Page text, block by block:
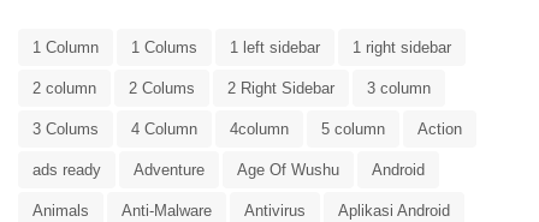
1 Column 1 Colums 1 left sidebar 1 right sidebar
2 column 2 Colums 2 Right Sidebar 3 column
3 Colums 4 Column 4column 5 column Action
ads ready Adventure Age Of Wushu Android
Animals Anti-Malware Antivirus Aplikasi Android